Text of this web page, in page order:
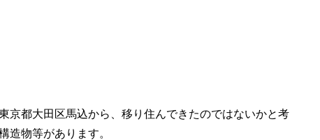
京都大田区馬込から、移り住んできたのではないかと考
造物等があります。